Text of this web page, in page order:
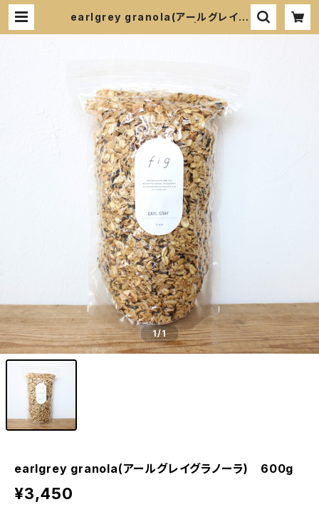
earlgrey granola(アールグレイグ
1/1
earlgrey granola(アールグレイグラノーラ) 600g
¥3,450